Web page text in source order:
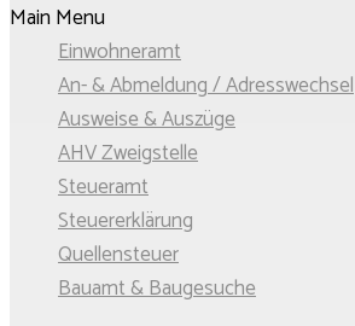
Main Menu
Einwohneramt
An- & Abmeldung / Adresswechsel
Ausweise & Auszüge
AHV Zweigstelle
Steueramt
Steuererklärung
Quellensteuer
Bauamt & Baugesuche